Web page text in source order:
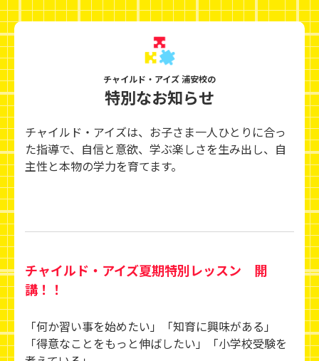
チャイルド・アイズ 浦安校の
特別なお知らせ
チャイルド・アイズは、お子さま一人ひとりに合っ
た指導で、自信と意欲、学ぶ楽しさを生み出し、 自
主性と本物の学力を育てます。
チャイルド・アイズ夏期特別レッスン 開
講！！
「何か習い事を始めたい」「知育に興味がある」
「得意なことをもっと伸ばしたい」「小学校受験を